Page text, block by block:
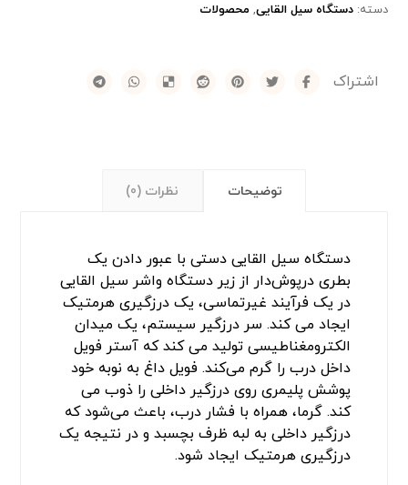
دسته:دستگاه سیل القایی,محصولات
توضیحات نظرات (0)
دستگاه سیل القایی دستی با عبور دادن یک
بطری درپوش‌دار از زیر دستگاه واشر سیل القایی
در یک فرآیند غیرتماسی، یک درزگیری هرمتیک
ایجاد می‌ کند. سر درزگیر سیستم، یک میدان
الکترومغناطیسی تولید می‌ کند که آستر فویل
داخل درب را گرم می‌کند. فویل داغ به نوبه خود
پوشش پلیمری روی درزگیر داخلی را ذوب می‌
کند. گرما، همراه با فشار درب، باعث می‌شود که
درزگیر داخلی به لبه ظرف بچسبد و در نتیجه یک
درزگیری هرمتیک ایجاد شود.